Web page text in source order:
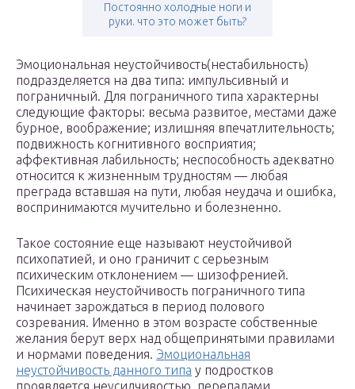
Постоянно холодные ноги и
руки. что это может быть?
Эмоциональная неустойчивость(нестабильность)
подразделяется на два типа: импульсивный и
пограничный. Для пограничного типа характерны
следующие факторы: весьма развитое, местами даже
бурное, воображение; излишняя впечатлительность;
подвижность когнитивного восприятия;
аффективная лабильность; неспособность адекватно
относится к жизненным трудностям — любая
преграда вставшая на пути, любая неудача и ошибка,
воспринимаются мучительно и болезненно.
Такое состояние еще называют неустойчивой
психопатией, и оно граничит с серьезным
психическим отклонением — шизофренией.
Психическая неустойчивость пограничного типа
начинает зарождаться в период полового
созревания. Именно в этом возрасте собственные
желания берут верх над общепринятыми правилами
и нормами поведения. Эмоциональная
неустойчивость данного типа у подростков
проявляется неусидчивостью, перепадами